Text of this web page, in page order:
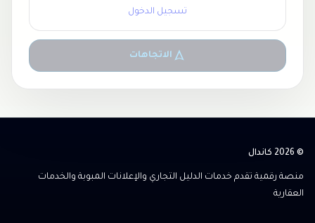
تسجيل الدخول
الاتجاهات
© 2026 كاندال
منصة رقمية تقدم خدمات الدليل التجاري والإعلانات المبوبة والخدمات
العقارية